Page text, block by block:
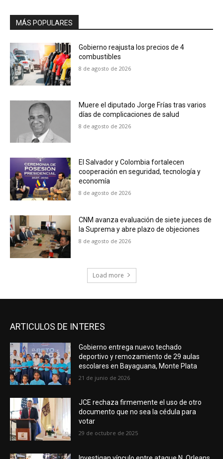
MÁS POPULARES
Gobierno reajusta los precios de 4
combustibles
8 de agosto de 2026
Muere el diputado Jorge Frías tras varios
días de complicaciones de salud
8 de agosto de 2026
El Salvador y Colombia fortalecen
cooperación en seguridad, tecnología y
economía
8 de agosto de 2026
CNM avanza evaluación de siete jueces de
la Suprema y abre plazo de objeciones
8 de agosto de 2026
Load more
ARTICULOS DE INTERES
Gobierno entrega nuevo techado
deportivo y remozamiento de 29 aulas
escolares en Bayaguana, Monte Plata
21 de junio de 2026
JCE rechaza firmemente el uso de otro
documento que no sea la cédula para
votar
29 de octubre de 2025